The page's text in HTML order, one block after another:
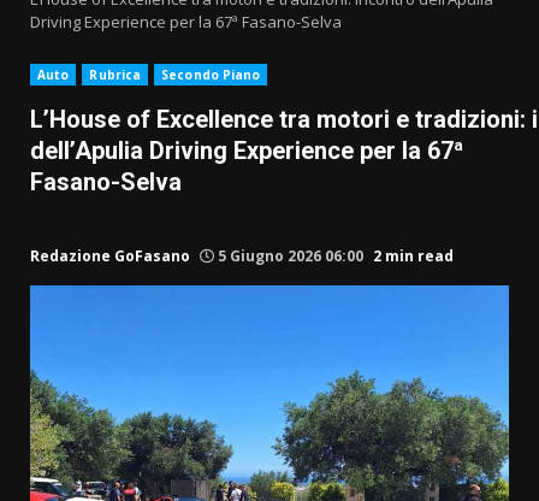
Driving Experience per la 67ª Fasano-Selva
Auto Rubrica Secondo Piano
L’House of Excellence tra motori e tradizioni:
dell’Apulia Driving Experience per la 67ª
Fasano-Selva
Redazione GoFasano 5 Giugno 2026 06:00 2 min read